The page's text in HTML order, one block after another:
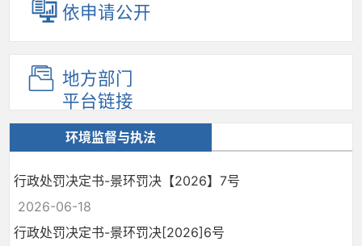
依申请公开
地方部门
平台链接
环境监督与执法
行政处罚决定书-景环罚决【2026】7号
2026-06-18
行政处罚决定书-景环罚决[2026]6号